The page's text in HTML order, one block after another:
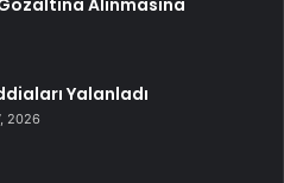
Alınmasına
Yalanladı
2026